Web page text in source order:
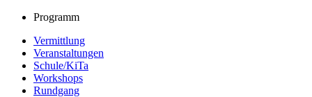
Programm
Vermittlung
Veranstaltungen
Schule/KiTa
Workshops
Rundgang